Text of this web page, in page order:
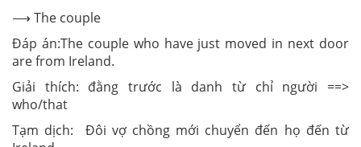
⟶ The couple
Đáp án:The couple who have just moved in next door
are from Ireland.
Giải thích: đằng trước là danh từ chỉ người ==>
who/that
Tạm dịch: Đôi vợ chồng mới chuyển đến họ đến từ